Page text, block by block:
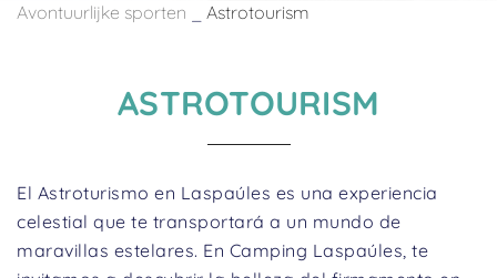
Avontuurlijke sporten Astrotourism
ASTROTOURISM
El Astroturismo en Laspaúles es una experiencia
celestial que te transportará a un mundo de
maravillas estelares. En Camping Laspaúles, te